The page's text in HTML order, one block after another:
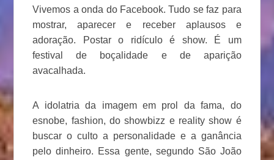
Vivemos a onda do Facebook. Tudo se faz para
mostrar, aparecer e receber aplausos e
adoração. Postar o ridículo é show. É um
festival de boçalidade e de aparição
avacalhada.
A idolatria da imagem em prol da fama, do
esnobe, fashion, do showbizz e reality show é
buscar o culto a personalidade e a ganância
pelo dinheiro. Essa gente, segundo São João